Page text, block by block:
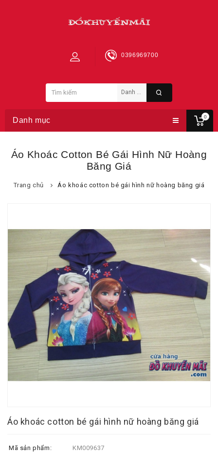
0
0396969700
Danh mục
Áo Khoác Cotton Bé Gái Hình Nữ Hoàng
Băng Giá
Trang chủ Áo khoác cotton bé gái hình nữ hoàng băng giá
Áo khoác cotton bé gái hình nữ hoàng băng giá
Mã sản phẩm:
KM009637